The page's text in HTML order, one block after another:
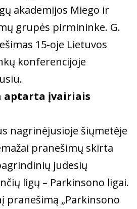
akademijos Miego ir
grupės pirmininke. G.
15-oje Lietuvos
konferencijoje
aptarta įvairiais
nagrinėjusioje šiųmetėje
pranešimų skirta
judesių
ligų – Parkinsono ligai.
pranešimą „Parkinsono